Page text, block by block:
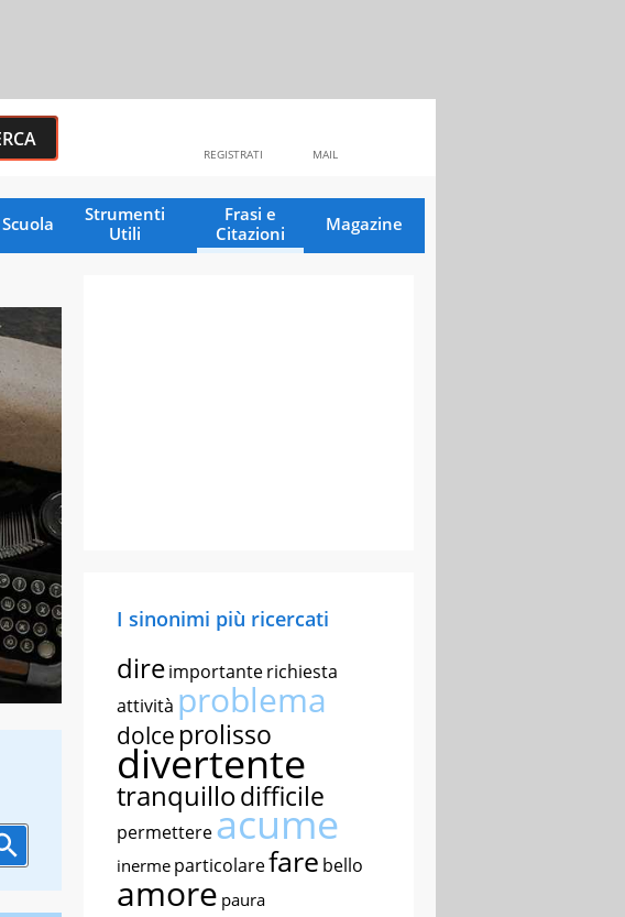
MAIL
REGISTRATI
Scuola
Strumenti
Utili
Frasi e
Citazioni
Magazine
I sinonimi più ricercati
direimportanterichiesta
attività problema
dolce prolisso
divertente
tranquillodifficile
permettereacume
inerme particolarefare bello
amore paura